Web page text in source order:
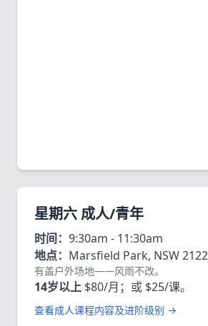
星期六 成人/青年
时间： 9:30am - 11:30am
地点： Marsfield Park, NSW 2122
有盖户外场地——风雨不改。
14岁以上 $80/月；或 $25/课。
查看成人课程内容及进阶级别 →